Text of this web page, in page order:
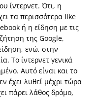
ίντερνετ. Ότι, η
τα περισσότερα like
ή η είδηση με τις
της Google,
ενώ, στην
Το ίντερνετ γενικά
Αυτό είναι και το
έχει λυθεί μέχρι τώρα
πάρει λάθος δρόμο,